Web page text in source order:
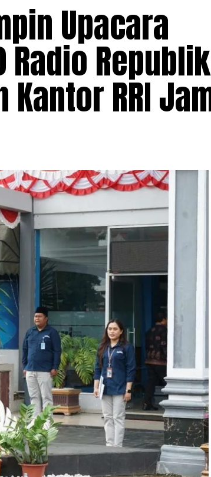
Upacara
Radio Republik
RRI